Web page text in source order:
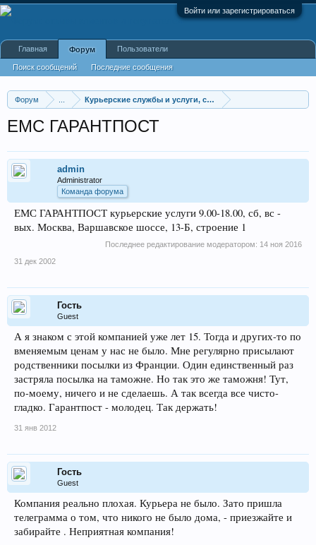
Войти или зарегистрироваться
Форум Курьерские службы и услуги, службы доставки
ЕМС ГАРАНТПОСТ
admin
Administrator
Команда форума
ЕМС ГАРАНТПОСТ курьерские услуги 9.00-18.00, сб, вс -
вых. Москва, Варшавское шоссе, 13-Б, строение 1
Последнее редактирование модератором: 14 ноя 2016
31 дек 2002
Гость
Guest
А я знаком с этой компанией уже лет 15. Тогда и других-то по
вменяемым ценам у нас не было. Мне регулярно присылают
родственники посылки из Франции. Один единственный раз
застряла посылка на таможне. Но так это же таможня! Тут,
по-моему, ничего и не сделаешь. А так всегда все чисто-
гладко. Гарантпост - молодец. Так держать!
31 янв 2012
Гость
Guest
Компания реально плохая. Курьера не было. Зато пришла
телеграмма о том, что никого не было дома, - приезжайте и
забирайте . Неприятная компания!
Главная Форум
Поиск сообщений Последние сообщения
Пользователи